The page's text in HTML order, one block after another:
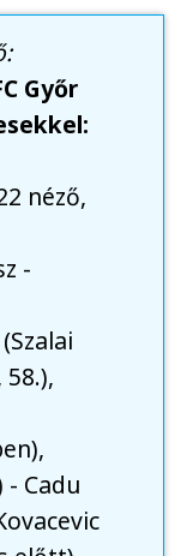
Győr
néző,
-
58.),
- Cadu